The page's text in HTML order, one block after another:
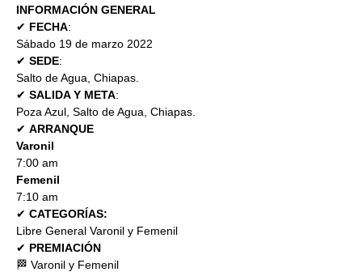
INFORMACIÓN GENERAL
✔ FECHA:
Sábado 19 de marzo 2022
✔ SEDE:
Salto de Agua, Chiapas.
✔ SALIDA Y META:
Poza Azul, Salto de Agua, Chiapas.
✔ ARRANQUE
Varonil
7:00 am
Femenil
7:10 am
✔ CATEGORÍAS:
Libre General Varonil y Femenil
✔ PREMIACIÓN
🏁 Varonil y Femenil